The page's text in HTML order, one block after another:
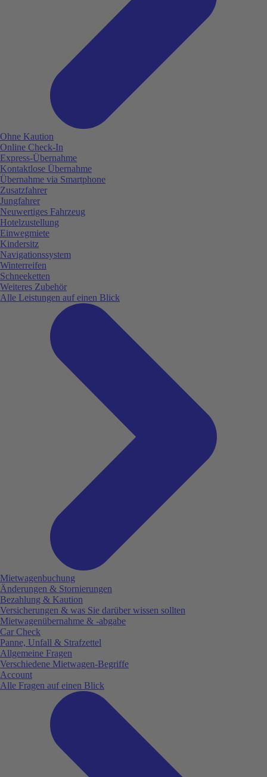
Ohne Kaution
Online Check-In
Express-Übernahme
Kontaktlose Übernahme
Übernahme via Smartphone
Zusatzfahrer
Jungfahrer
Neuwertiges Fahrzeug
Hotelzustellung
Einwegmiete
Kindersitz
Navigationssystem
Winterreifen
Schneeketten
Weiteres Zubehör
Alle Leistungen auf einen Blick
Mietwagenbuchung
Änderungen & Stornierungen
Bezahlung & Kaution
Versicherungen & was Sie darüber wissen sollten
Mietwagenübernahme & -abgabe
Car Check
Panne, Unfall & Strafzettel
Allgemeine Fragen
Verschiedene Mietwagen-Begriffe
Account
Alle Fragen auf einen Blick